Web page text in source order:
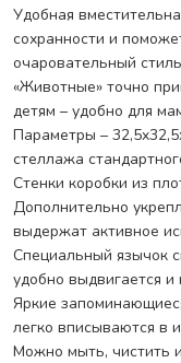
стеллаж. Отличное
Удобная
сохранности и
очаровательный
«Животные» точно
детям – удобно для
Параметры –
стеллажа
Стенки коробки из
Дополнительно
выдержат активное
Специальный язычок
удобно выдвигается
Яркие
легко вписываются в
Можно мыть, чистить